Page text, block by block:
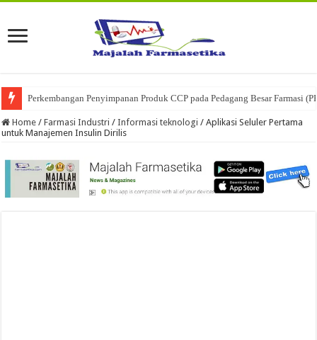
Perkembangan Penyimpanan Produk CCP pada Pedagang Besar Farmasi
Ketika Obat Menunggu Keputusan: Mengenal Peran Karantina Produk
Home / Farmasi Industri / Informasi teknologi / Aplikasi Seluler Pertama
untuk Manajemen Insulin Dirilis